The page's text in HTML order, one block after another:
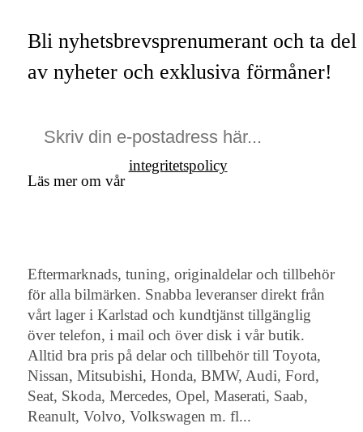
Bli nyhetsbrevsprenumerant och ta del
av nyheter och exklusiva förmåner!
Läs mer om vår
integritetspolicy
Eftermarknads, tuning, originaldelar och tillbehör
för alla bilmärken. Snabba leveranser direkt från
vårt lager i Karlstad och kundtjänst tillgänglig
över telefon, i mail och över disk i vår butik.
Alltid bra pris på delar och tillbehör till Toyota,
Nissan, Mitsubishi, Honda, BMW, Audi, Ford,
Seat, Skoda, Mercedes, Opel, Maserati, Saab,
Reanult, Volvo, Volkswagen m. fl...